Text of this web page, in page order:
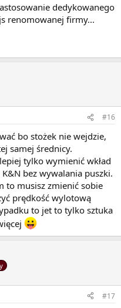
dedykowanego
renomowanej firmy...
#16
bo stożek nie wejdzie,
samej średnicy.
tylko wymienić wkład
bez wywalania puszki.
to musisz zmienić sobie
prędkość wylotową
to jet to tylko sztuka
#17